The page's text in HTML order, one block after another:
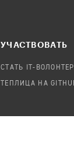
УЧАСТВОВАТЬ
СТАТЬ IT-
ТЕПЛИЦА НА